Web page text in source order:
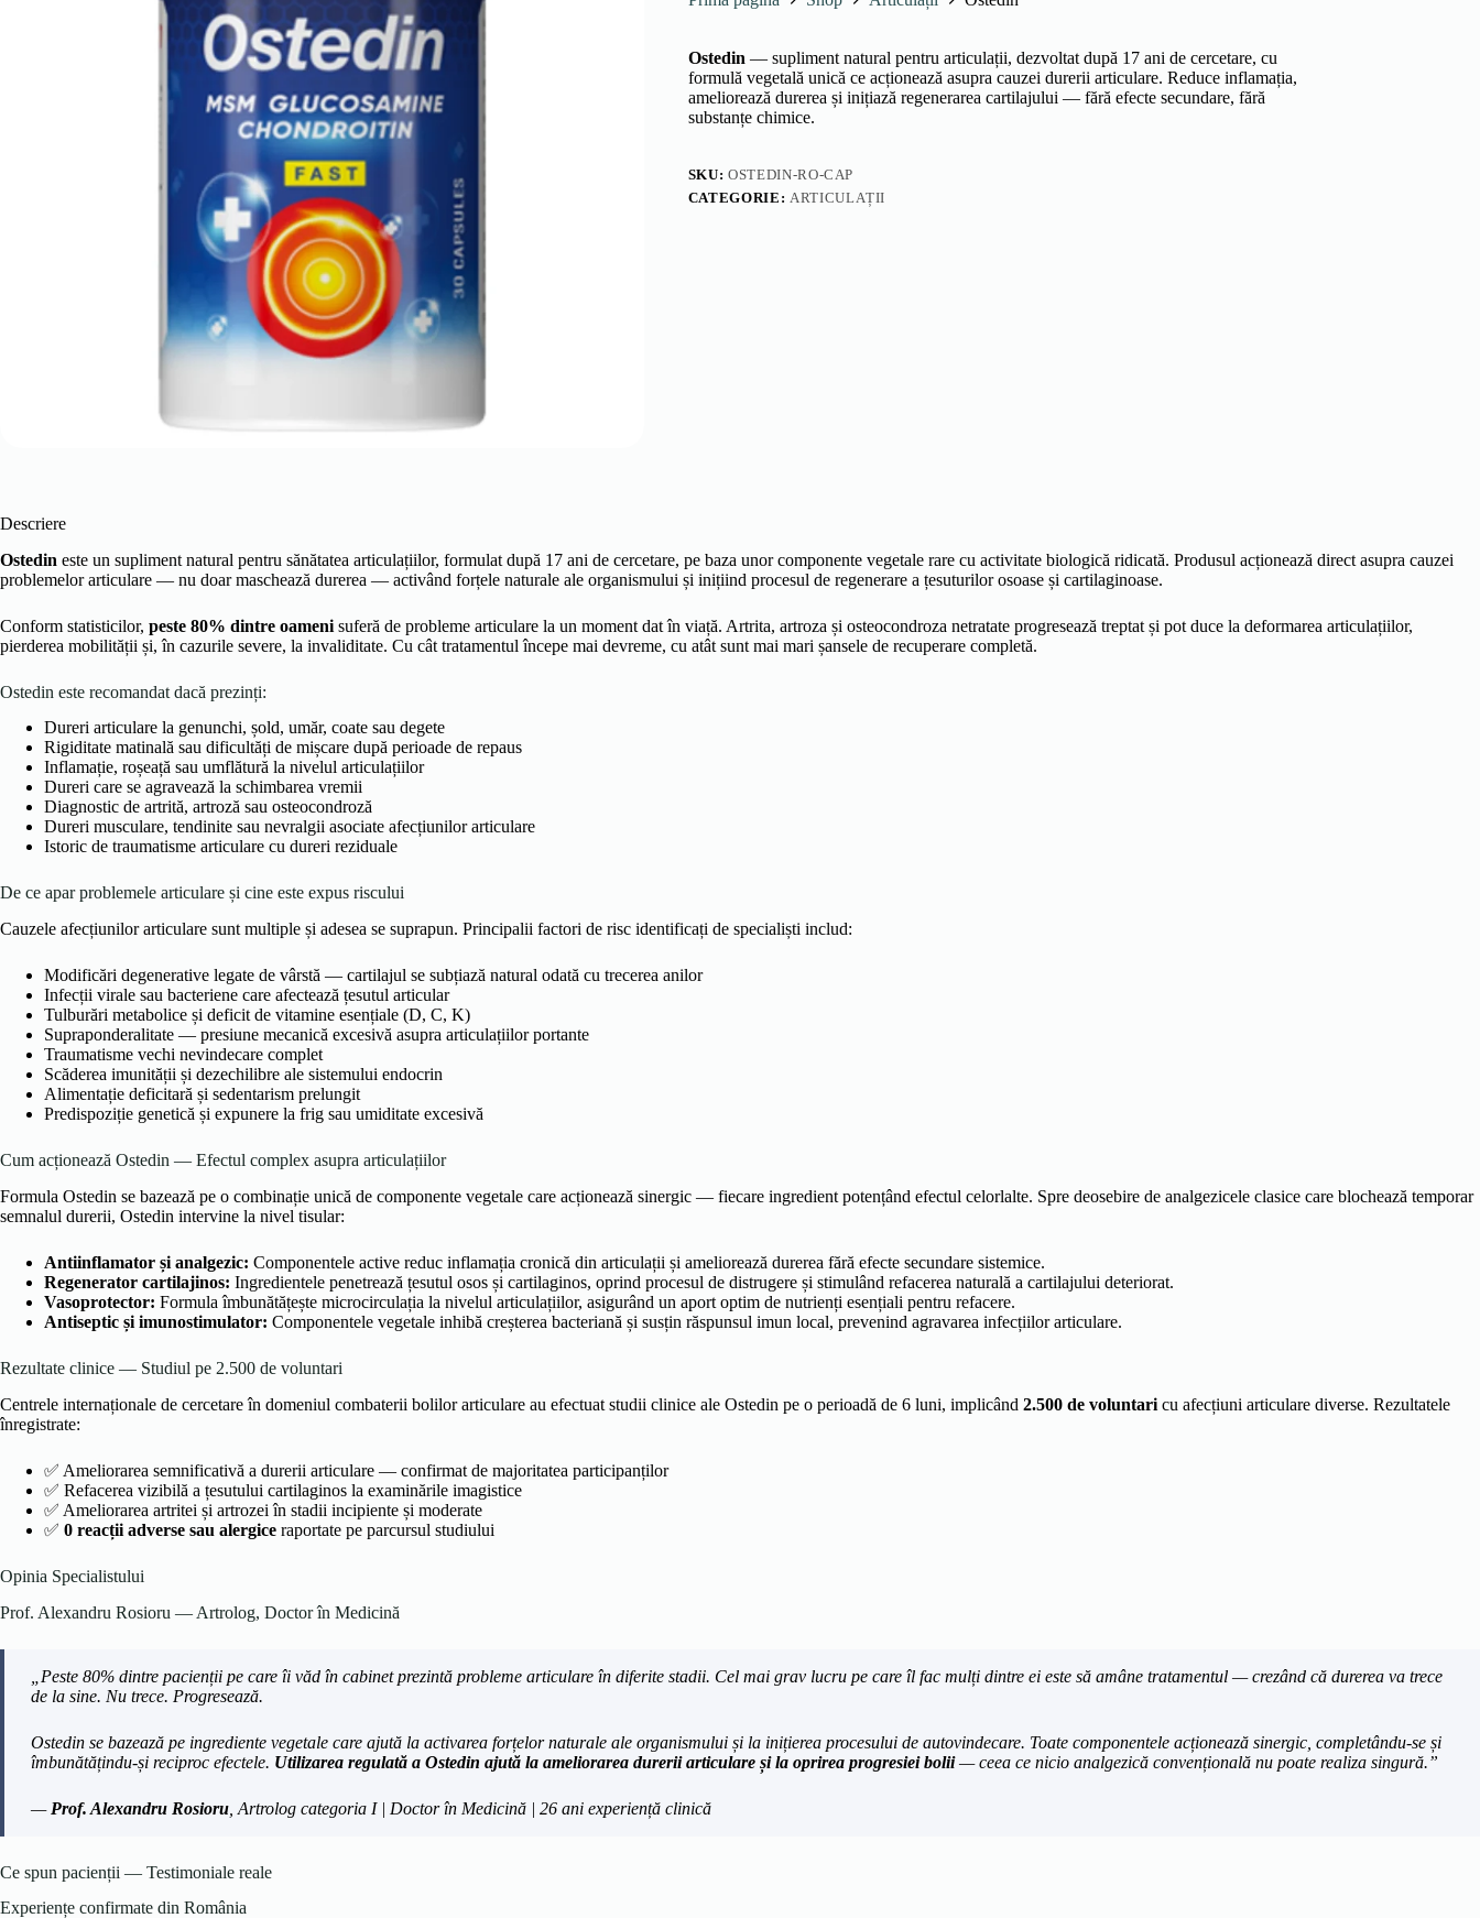
Ostedin — supliment natural pentru articulații, dezvoltat după 17 ani de cercetare, cu
formulă vegetală unică ce acționează asupra cauzei durerii articulare. Reduce inflamația,
ameliorează durerea și inițiază regenerarea cartilajului — fără efecte secundare, fără
substanțe chimice.
SKU:OSTEDIN-RO-CAP
CATEGORIE: ARTICULAȚII
Descriere
Ostedin este un supliment natural pentru sănătatea articulațiilor, formulat după 17 ani de cercetare, pe baza unor componente vegetale rare cu activitate biologică ridicată. Produsul acționează direct asupra cauzei
problemelor articulare — nu doar maschează durerea — activând forțele naturale ale organismului și inițiind procesul de regenerare a țesuturilor osoase și cartilaginoase.
Conform statisticilor, peste 80% dintre oameni suferă de probleme articulare la un moment dat în viață. Artrita, artroza și osteocondroza netratate progresează treptat și pot duce la deformarea articulațiilor,
pierderea mobilității și, în cazurile severe, la invaliditate. Cu cât tratamentul începe mai devreme, cu atât sunt mai mari șansele de recuperare completă.
Ostedin este recomandat dacă prezinți:
Dureri articulare la genunchi, șold, umăr, coate sau degete
Rigiditate matinală sau dificultăți de mișcare după perioade de repaus
Inflamație, roșeață sau umflătură la nivelul articulațiilor
Dureri care se agravează la schimbarea vremii
Diagnostic de artrită, artroză sau osteocondroză
Dureri musculare, tendinite sau nevralgii asociate afecțiunilor articulare
Istoric de traumatisme articulare cu dureri reziduale
De ce apar problemele articulare și cine este expus riscului
Cauzele afecțiunilor articulare sunt multiple și adesea se suprapun. Principalii factori de risc identificați de specialiști includ:
Modificări degenerative legate de vârstă — cartilajul se subțiază natural odată cu trecerea anilor
Infecții virale sau bacteriene care afectează țesutul articular
Tulburări metabolice și deficit de vitamine esențiale (D, C, K)
Supraponderalitate — presiune mecanică excesivă asupra articulațiilor portante
Traumatisme vechi nevindecare complet
Scăderea imunității și dezechilibre ale sistemului endocrin
Alimentație deficitară și sedentarism prelungit
Predispoziție genetică și expunere la frig sau umiditate excesivă
Cum acționează Ostedin — Efectul complex asupra articulațiilor
Formula Ostedin se bazează pe o combinație unică de componente vegetale care acționează sinergic — fiecare ingredient potențând efectul celorlalte. Spre deosebire de analgezicele clasice care blochează temporar
semnalul durerii, Ostedin intervine la nivel tisular:
Antiinflamator și analgezic: Componentele active reduc inflamația cronică din articulații și ameliorează durerea fără efecte secundare sistemice.
Regenerator cartilajinos: Ingredientele penetrează țesutul osos și cartilaginos, oprind procesul de distrugere și stimulând refacerea naturală a cartilajului deteriorat.
Vasoprotector: Formula îmbunătățește microcirculația la nivelul articulațiilor, asigurând un aport optim de nutrienți esențiali pentru refacere.
Antiseptic și imunostimulator: Componentele vegetale inhibă creșterea bacteriană și susțin răspunsul imun local, prevenind agravarea infecțiilor articulare.
Rezultate clinice — Studiul pe 2.500 de voluntari
Centrele internaționale de cercetare în domeniul combaterii bolilor articulare au efectuat studii clinice ale Ostedin pe o perioadă de 6 luni, implicând 2.500 de voluntari cu afecțiuni articulare diverse. Rezultatele
înregistrate:
✅ Ameliorarea semnificativă a durerii articulare — confirmat de majoritatea participanților
✅ Refacerea vizibilă a țesutului cartilaginos la examinările imagistice
✅ Ameliorarea artritei și artrozei în stadii incipiente și moderate
✅ 0 reacții adverse sau alergice raportate pe parcursul studiului
Opinia Specialistului
Prof. Alexandru Rosioru — Artrolog, Doctor în Medicină
„Peste 80% dintre pacienții pe care îi văd în cabinet prezintă probleme articulare în diferite stadii. Cel mai grav lucru pe care îl fac mulți dintre ei este să amâne tratamentul — crezând că durerea va trece
de la sine. Nu trece. Progresează.
Ostedin se bazează pe ingrediente vegetale care ajută la activarea forțelor naturale ale organismului și la inițierea procesului de autovindecare. Toate componentele acționează sinergic, completându-se și
îmbunătățindu-și reciproc efectele. Utilizarea regulată a Ostedin ajută la ameliorarea durerii articulare și la oprirea progresiei bolii— ceea ce nicio analgezică convențională nu poate realiza singură.”
— Prof. Alexandru Rosioru , Artrolog categoria I | Doctor în Medicină | 26 ani experiență clinică
Ce spun pacienții — Testimoniale reale
Experiențe confirmate din România